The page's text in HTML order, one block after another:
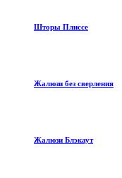
Шторы Плиссе
Жалюзи без сверления
Жалюзи Блэкаут